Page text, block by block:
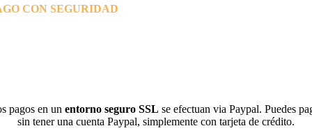
CON SEGURIDAD
pagos en un entorno seguro SSL se efectuan via Paypal. Puedes
sin tener una cuenta Paypal, simplemente con tarjeta de crédito.